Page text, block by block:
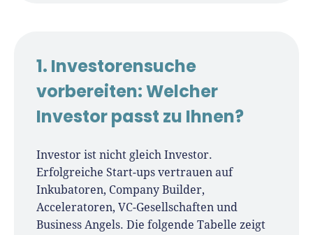
1. Investorensuche
vorbereiten: Welcher
Investor passt zu Ihnen?
Investor ist nicht gleich Investor.
Erfolgreiche Start-ups vertrauen auf
Inkubatoren, Company Builder,
Acceleratoren, VC-Gesellschaften und
Business Angels. Die folgende Tabelle zeigt